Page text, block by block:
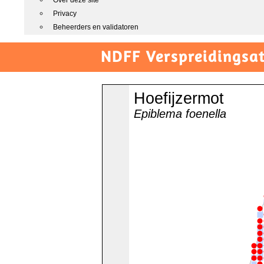
Privacy
Beheerders en validatoren
NDFF